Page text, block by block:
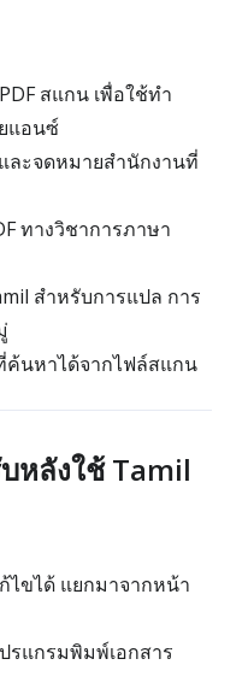
สแกน เพื่อใช้ทำ
แอนซ์
ะจดหมายสำนักงานที่
ทางวิชาการภาษา
สำหรับการแปล การ
ค้นหาได้จากไฟล์สแกน
หลังใช้ Tamil
ขได้ แยกมาจากหน้า
รแกรมพิมพ์เอกสาร